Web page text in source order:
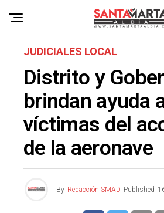
JUDICIALES LOCAL
Distrito y
brindan ayuda
víctimas del
de la aeronave
By Redacción SMAD Published